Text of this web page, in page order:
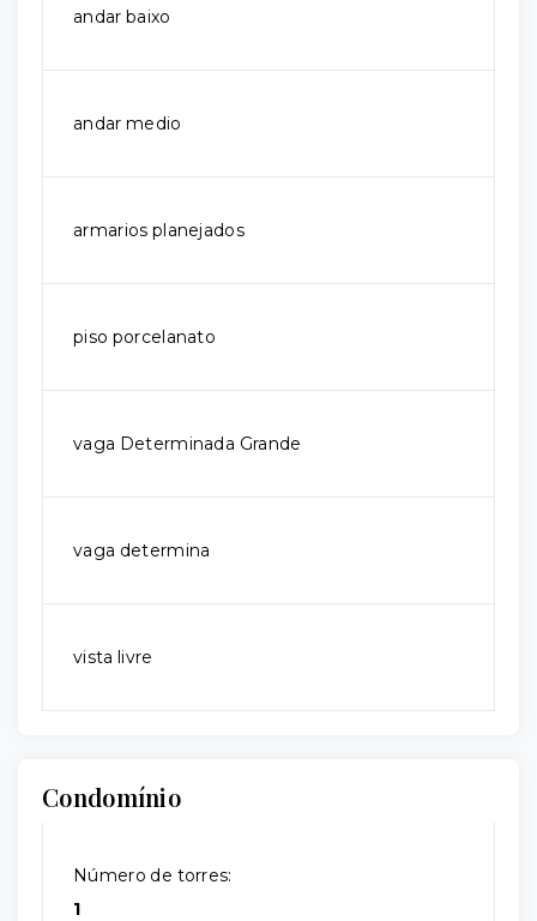
andar baixo
andar medio
armarios planejados
piso porcelanato
vaga Determinada Grande
vaga determina
vista livre
Condomínio
Número de torres:
1